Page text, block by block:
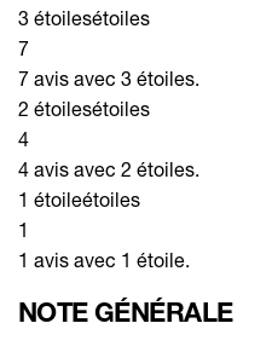
3 étoilesétoiles
7
7 avis avec 3 étoiles.
2 étoilesétoiles
4
4 avis avec 2 étoiles.
1 étoileétoiles
1
1 avis avec 1 étoile.
NOTE GÉNÉRALE